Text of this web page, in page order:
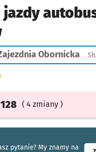
jazdy
Obornicka
( 4 zmiany )
pytanie? My znamy na